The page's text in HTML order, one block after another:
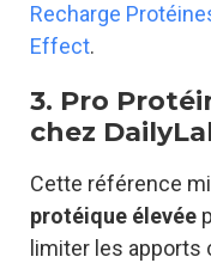
Recharge
Effect.
3. Pro
chez
Cette référence
protéique élevée
limiter les apports